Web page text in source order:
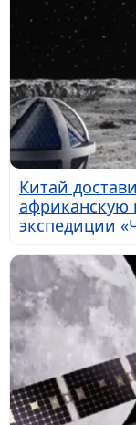
Китай
африканскую
экспедиции